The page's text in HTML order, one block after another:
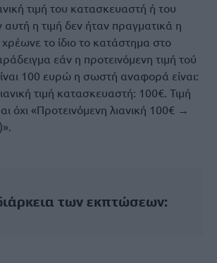
τιμή του κατασκευαστή ή του
η τιμή δεν ήταν πραγματικά η
χρέωνε το ίδιο το κατάστημα στο
εάν η προτεινόμενη τιμή τού
100 ευρώ η σωστή αναφορά είναι:
τιμή κατασκευαστή: 100€. Τιμή
όχι «Προτεινόμενη λιανική 100€ →
των εκπτώσεων: